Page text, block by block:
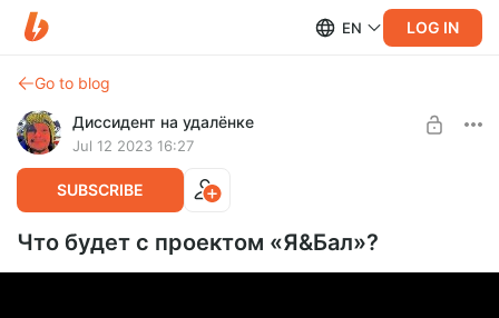
EN LOG IN
Go to blog
Диссидент на удалёнке
Jul 12 2023 16:27
SUBSCRIBE
Что будет с проектом «Я&Бал»?